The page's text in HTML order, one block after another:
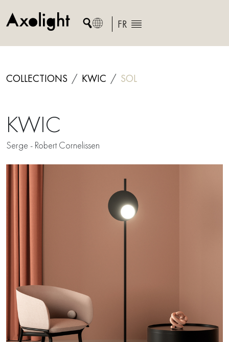
to
FR
COLLECTIONS KWIC SOL
KWIC
Serge - Robert Cornelissen